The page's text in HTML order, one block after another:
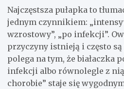
Najczęstsza pułapka to
jednym czynnikiem:
wzrostowy”, „po infekcji”.
przyczyny istnieją i często
polega na tym, że białaczka
infekcji albo równolegle z
chorobie” staje się